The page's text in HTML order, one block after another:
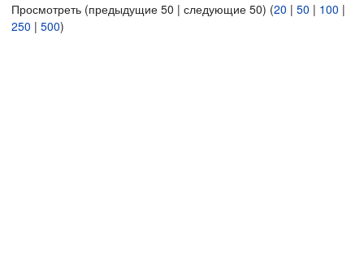
Просмотреть (предыдущие 50 | следующие 50) (20 | 50 | 100 |
250 | 500)